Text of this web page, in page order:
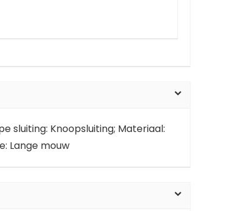
sluiting: Knoopsluiting; Materiaal:
Lange mouw